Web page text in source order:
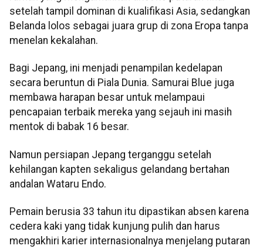
setelah tampil dominan di kualifikasi Asia, sedangkan
Belanda lolos sebagai juara grup di zona Eropa tanpa
menelan kekalahan.
Bagi Jepang, ini menjadi penampilan kedelapan
secara beruntun di Piala Dunia. Samurai Blue juga
membawa harapan besar untuk melampaui
pencapaian terbaik mereka yang sejauh ini masih
mentok di babak 16 besar.
Namun persiapan Jepang terganggu setelah
kehilangan kapten sekaligus gelandang bertahan
andalan Wataru Endo.
Pemain berusia 33 tahun itu dipastikan absen karena
cedera kaki yang tidak kunjung pulih dan harus
mengakhiri karier internasionalnya menjelang putaran